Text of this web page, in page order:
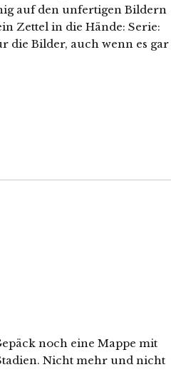
auf den unfertigen Bildern
Zettel in die Hände: Serie:
die Bilder, auch wenn es gar
noch eine Mappe mit
Nicht mehr und nicht